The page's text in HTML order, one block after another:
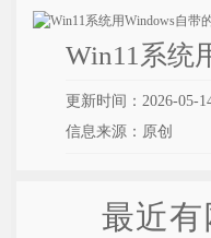
Win11系统
更新时间：2026-05-
信息来源：原创
最近有网